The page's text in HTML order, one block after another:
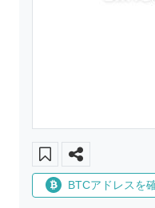
BTCアドレスを